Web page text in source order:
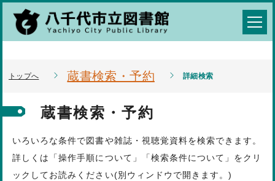
トップへ 蔵書検索・予約 詳細検索
蔵書検索・予約
いろいろな条件で図書や雑誌・視聴覚資料を検索できます。
詳しくは「操作手順について」「検索条件について」をクリ
ックしてお読みください(別ウィンドウで開きます。)